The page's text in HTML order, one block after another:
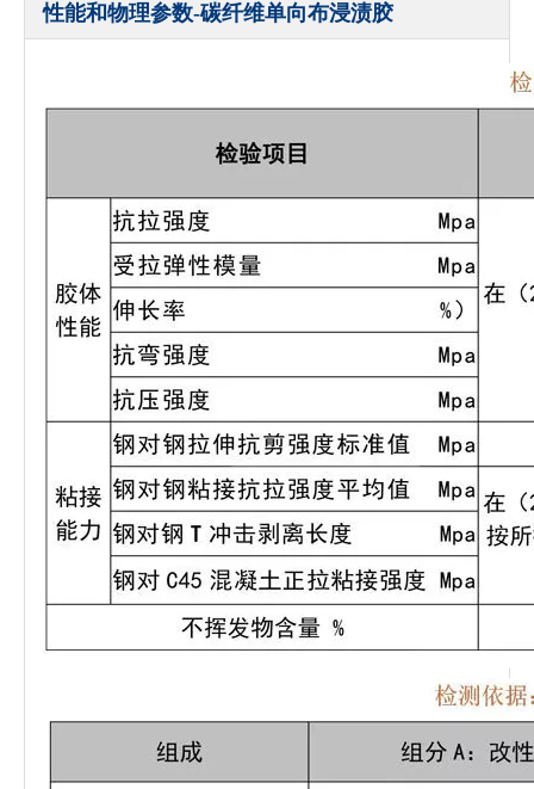
性能和物理参数-碳纤维单向布浸渍胶